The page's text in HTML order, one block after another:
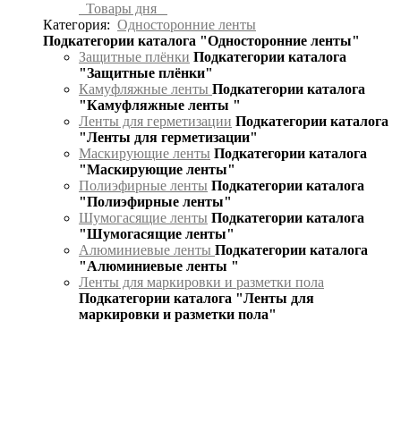
Товары дня
Категория: Односторонние ленты
Подкатегории каталога "Односторонние ленты"
Защитные плёнки Подкатегории каталога
"Защитные плёнки"
Камуфляжные ленты Подкатегории каталога
"Камуфляжные ленты "
Ленты для герметизации Подкатегории каталога
"Ленты для герметизации"
Маскирующие ленты Подкатегории каталога
"Маскирующие ленты"
Полиэфирные ленты Подкатегории каталога
"Полиэфирные ленты"
Шумогасящие ленты Подкатегории каталога
"Шумогасящие ленты"
Алюминиевые ленты Подкатегории каталога
"Алюминиевые ленты "
Ленты для маркировки и разметки пола
Подкатегории каталога "Ленты для
маркировки и разметки пола"